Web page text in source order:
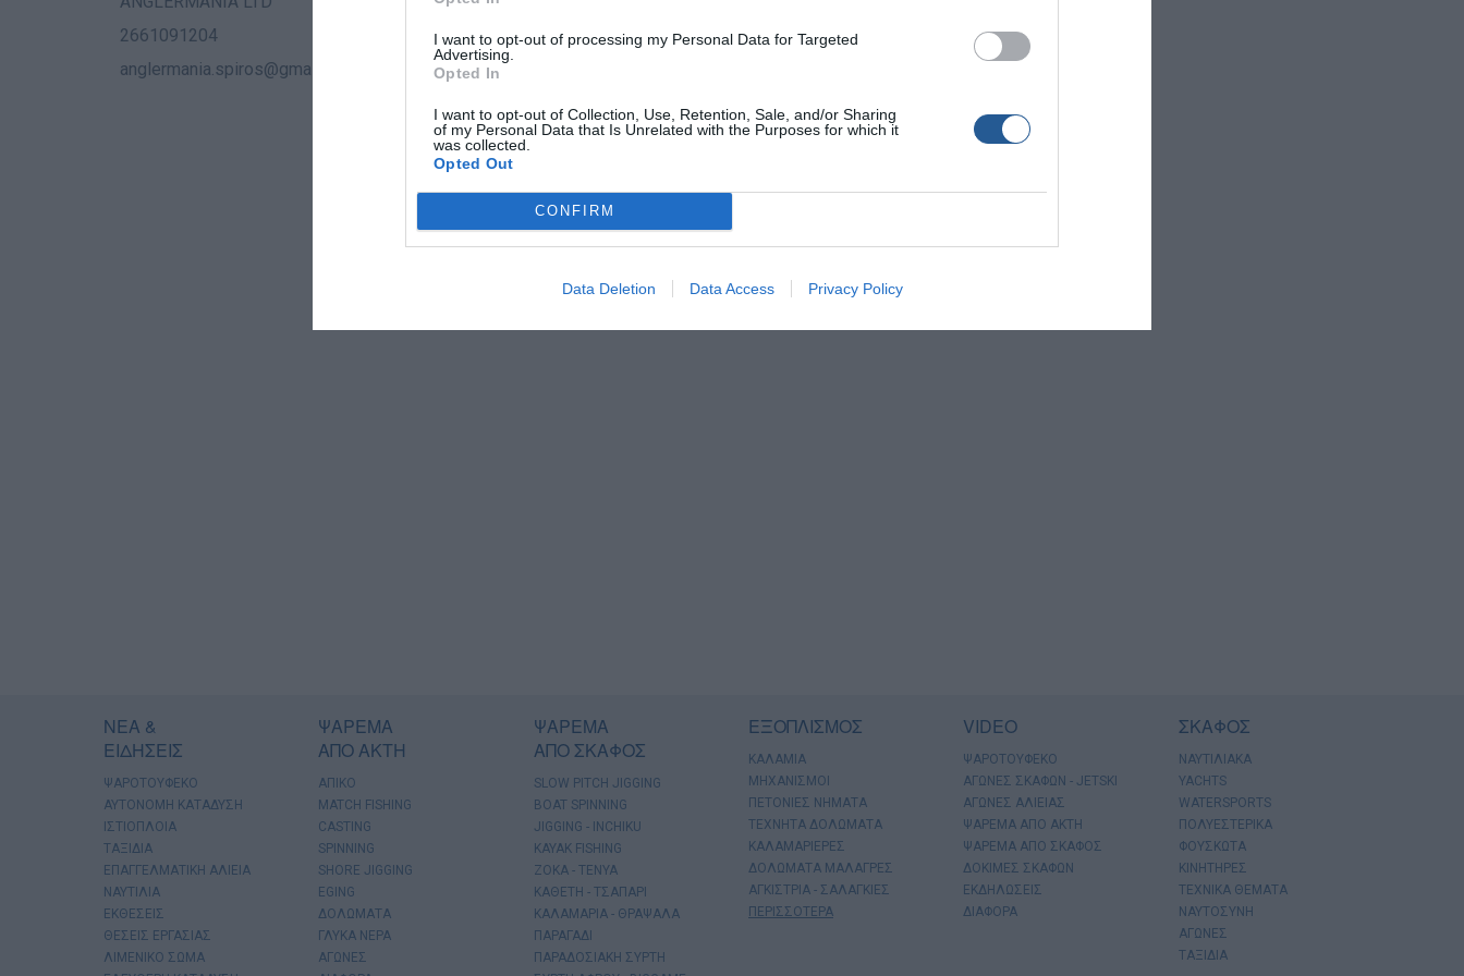
I want to opt-out of processing my Personal Data for Targeted
Advertising.
Opted In
I want to opt-out of Collection, Use, Retention, Sale, and/or Sharing
of my Personal Data that Is Unrelated with the Purposes for which it
was collected.
Opted Out
CONFIRM
Data Deletion Data Access Privacy Policy
2661091204
anglermania.spiros@gmail.com
ΝΕΑ &
ΕΙΔΗΣΕΙΣ
ΨΑΡΟΤΟΥΦΕΚΟ
ΑΥΤΟΝΟΜΗ ΚΑΤΑΔΥΣΗ
ΙΣΤΙΟΠΛΟΙΑ
ΤΑΞΙΔΙΑ
ΕΠΑΓΓΕΛΜΑΤΙΚΗ ΑΛΙΕΙΑ
ΝΑΥΤΙΛΙΑ
ΕΚΘΕΣΕΙΣ
ΘΕΣΕΙΣ ΕΡΓΑΣΙΑΣ
ΛΙΜΕΝΙΚΟ ΣΩΜΑ
ΨΑΡΕΜΑ
ΑΠΟ ΑΚΤΗ
ΑΠΙΚΟ
MATCH FISHING
CASTING
SPINNING
SHORE JIGGING
EGING
ΔΟΛΩΜΑΤΑ
ΓΛΥΚΑ ΝΕΡΑ
ΑΓΩΝΕΣ
ΨΑΡΕΜΑ
ΑΠΟ ΣΚΑΦΟΣ
SLOW PITCH JIGGING
BOAT SPINNING
JIGGING - INCHIKU
KAYAK FISHING
ΖΟΚΑ - ΤΕΝΥΑ
ΚΑΘΕΤΗ - ΤΣΑΠΑΡΙ
ΚΑΛΑΜΑΡΙΑ - ΘΡΑΨΑΛΑ
ΠΑΡΑΓΑΔΙ
ΠΑΡΑΔΟΣΙΑΚΗ ΣΥΡΤΗ
ΕΞΟΠΛΙΣΜΟΣ
ΚΑΛΑΜΙΑ
ΜΗΧΑΝΙΣΜΟΙ
ΠΕΤΟΝΙΕΣ ΝΗΜΑΤΑ
ΤΕΧΝΗΤΑ ΔΟΛΩΜΑΤΑ
ΚΑΛΑΜΑΡΙΕΡΕΣ
ΔΟΛΩΜΑΤΑ ΜΑΛΑΓΡΕΣ
ΑΓΚΙΣΤΡΙΑ - ΣΑΛΑΓΚΙΕΣ
ΠΕΡΙΣΣΟΤΕΡΑ
VIDEO
ΨΑΡΟΤΟΥΦΕΚΟ
ΑΓΩΝΕΣ ΣΚΑΦΩΝ - JETSKI
ΑΓΩΝΕΣ ΑΛΙΕΙΑΣ
ΨΑΡΕΜΑ ΑΠΟ ΑΚΤΗ
ΨΑΡΕΜΑ ΑΠΟ ΣΚΑΦΟΣ
ΔΟΚΙΜΕΣ ΣΚΑΦΩΝ
ΕΚΔΗΛΩΣΕΙΣ
ΔΙΑΦΟΡΑ
ΣΚΑΦΟΣ
ΝΑΥΤΙΛΙΑΚΑ
YACHTS
WATERSPORTS
ΠΟΛΥΕΣΤΕΡΙΚΑ
ΦΟΥΣΚΩΤΑ
ΚΙΝΗΤΗΡΕΣ
ΤΕΧΝΙΚΑ ΘΕΜΑΤΑ
ΝΑΥΤΟΣΥΝΗ
ΑΓΩΝΕΣ
ΤΑΞΙΔΙΑ